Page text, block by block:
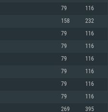
AMD Radeon 77XX / NVIDIA
supportée par le jeu est de 720p
ou analogue AMD/Nvidia. La
est de 720p.
drivers (moins de 6 mois) /
supportée par le jeu est de
79 116
158 232
79 116
79 116
79 116
79 116
79 116
79 116
269 395